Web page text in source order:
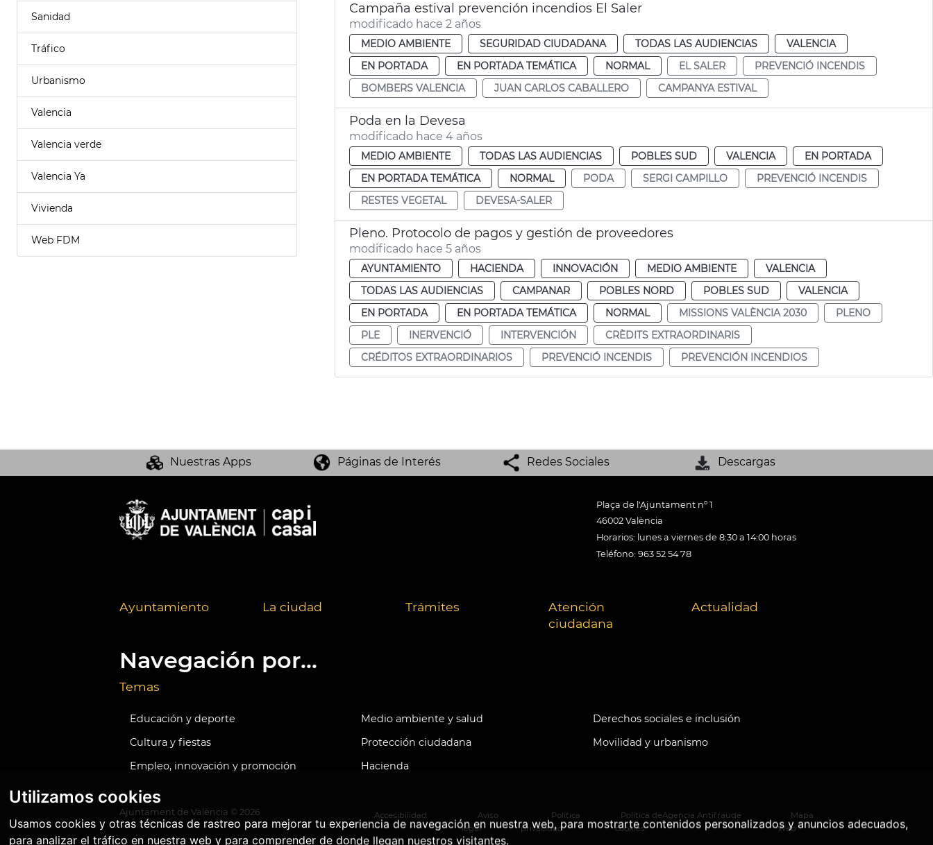
Utilizamos cookies
Usamos cookies y otras técnicas de rastreo para mejorar tu experiencia de navegación en nuestra web, para mostrarte contenidos personalizados y anuncios adecuados,
para analizar el tráfico en nuestra web y para comprender de donde llegan nuestros visitantes.
Sanidad
Tráfico
Urbanismo
Valencia
Valencia verde
Valencia Ya
Vivienda
Web FDM
Campaña estival prevención incendios El Saler
modificado hace 2 años
MEDIO AMBIENTE SEGURIDAD CIUDADANA TODAS LAS AUDIENCIAS
VALENCIA
EN PORTADA
EN PORTADA TEMÁTICA NORMAL EL SALER
PREVENCIÓ INCENDIS
BOMBERS VALENCIA
JUAN CARLOS CABALLERO CAMPANYA ESTIVAL
Poda en la Devesa
modificado hace 4 años
MEDIO AMBIENTE TODAS LAS AUDIENCIAS POBLES SUD VALENCIA
EN PORTADA
EN PORTADA TEMÁTICA
NORMAL PODA SERGI CAMPILLO
PREVENCIÓ INCENDIS
RESTES VEGETAL
DEVESA-SALER
Pleno. Protocolo de pagos y gestión de proveedores
modificado hace 5 años
AYUNTAMIENTO HACIENDA INNOVACIÓN MEDIO AMBIENTE
VALENCIA
TODAS LAS AUDIENCIAS
CAMPANAR POBLES NORD POBLES SUD
VALENCIA
EN PORTADA
EN PORTADA TEMÁTICA NORMAL MISSIONS VALÈNCIA 2030
PLENO
PLE
INERVENCIÓ INTERVENCIÓN
CRÈDITS EXTRAORDINARIS
CRÉDITOS EXTRAORDINARIOS
PREVENCIÓ INCENDIS PREVENCIÓN INCENDIOS
Nuestras Apps Páginas de Interés Redes Sociales Descargas
Plaça de l'Ajuntament nº 1
46002 València
Horarios: lunes a viernes de 8:30 a 14:00 horas
Teléfono: 963 52 54 78
Ayuntamiento La ciudad Trámites
Atención
ciudadana
Actualidad
Navegación por...
Temas
Educación y deporte Medio ambiente y salud
Derechos sociales e inclusión
Cultura y fiestas
Protección ciudadana
Movilidad y urbanismo
Empleo, innovación y promoción
Hacienda
Ajuntament de València © 2026 Accesibilidad
Aviso
legal
Política
privacidad
Política de
cookies
Agencia Antifraude
Mapa
Web